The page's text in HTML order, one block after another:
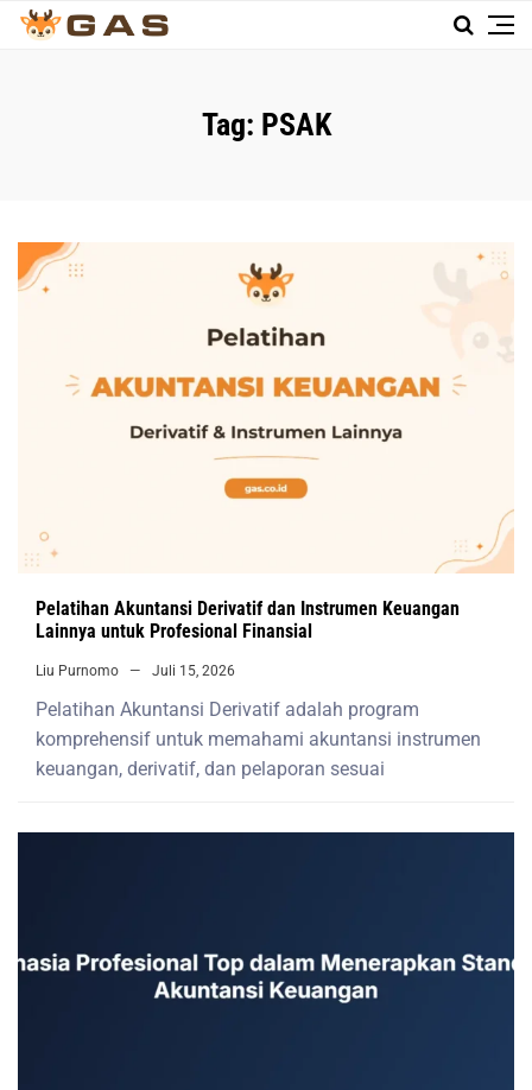
Tag: PSAK
Pelatihan Akuntansi Derivatif dan Instrumen Keuangan
Lainnya untuk Profesional Finansial
Liu Purnomo Juli 15, 2026
Pelatihan Akuntansi Derivatif adalah program
komprehensif untuk memahami akuntansi instrumen
keuangan, derivatif, dan pelaporan sesuai